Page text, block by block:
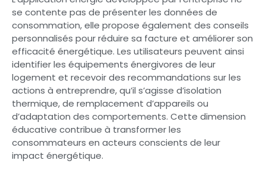
se contente pas de présenter les données de
consommation, elle propose également des conseils
personnalisés pour réduire sa facture et améliorer son
efficacité énergétique. Les utilisateurs peuvent ainsi
identifier les équipements énergivores de leur
logement et recevoir des recommandations sur les
actions à entreprendre, qu’il s’agisse d’isolation
thermique, de remplacement d’appareils ou
d’adaptation des comportements. Cette dimension
éducative contribue à transformer les
consommateurs en acteurs conscients de leur
impact énergétique.